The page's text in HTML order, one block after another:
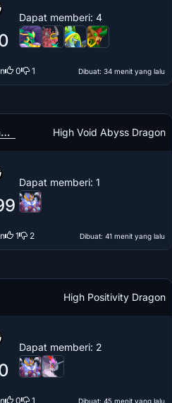
Dapat memberi: 4
Dibuat: 34 menit yang lalu
0 1
Dzaky Ramadhika High Void Abyss Dragon
Dapat memberi: 1
Dibuat: 41 menit yang lalu
1 2
High Positivity Dragon
Dapat memberi: 2
Dibuat: 45 menit yang lalu
0 1